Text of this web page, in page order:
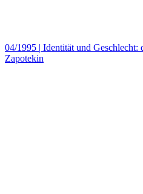
04/1995 | Identität und Geschlecht:
Zapotekin